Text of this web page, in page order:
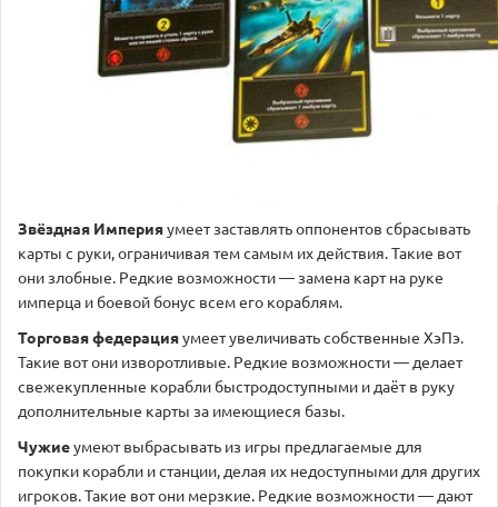
Звёздная Империяумеет заставлять оппонентов сбрасывать
карты с руки, ограничивая тем самым их действия. Такие вот
они злобные. Редкие возможности — замена карт на руке
имперца и боевой бонус всем его кораблям.
Торговая федерацияумеет увеличивать собственные ХэПэ.
Такие вот они изворотливые. Редкие возможности — делает
свежекупленные корабли быстродоступными и даёт в руку
дополнительные карты за имеющиеся базы.
Чужиеумеют выбрасывать из игры предлагаемые для
покупки корабли и станции, делая их недоступными для других
игроков. Такие вот они мерзкие. Редкие возможности — дают